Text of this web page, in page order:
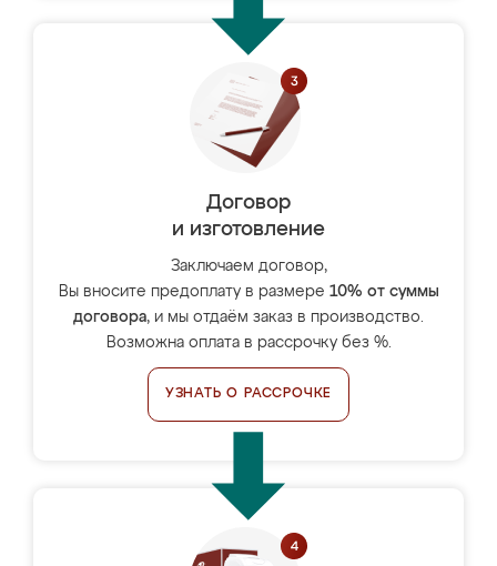
Договор
и изготовление
Заключаем договор,
Вы вносите предоплату в размере 10% от суммы
договора, и мы отдаём заказ в производство.
Возможна оплата в рассрочку без %.
УЗНАТЬ О РАССРОЧКЕ